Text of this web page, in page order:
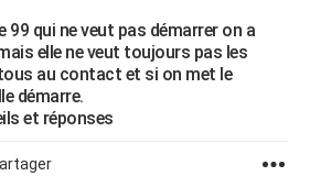
99 qui ne veut pas démarrer on a
elle ne veut toujours pas les
au contact et si on met le
démarre.
et réponses